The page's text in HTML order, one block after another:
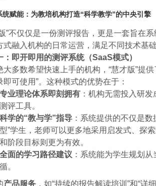
统赋能：为教培机构打造“科学教学”的中央引擎
”不仅仅是一份测评报告，更是一套旨在
式融入机构的日常运营，满足不同技术基
：即开即用的测评系统（SaaS模式）
大多数希望快速上手的机构，“慧才版”提
即可使用”。这种模式的优势在于：
专业理论体系即刻拥有 ：机构无需投入研
测评工具。
科学的“教与学”指导 ：系统提供的不仅是
型”学生，老师可以更多地采用启发式、探
和阶段目标则更为有效。
全面的学习路径建议 ：系统能为学生规划
循。
产品服务 ，如“持续的报告解读培训”和“